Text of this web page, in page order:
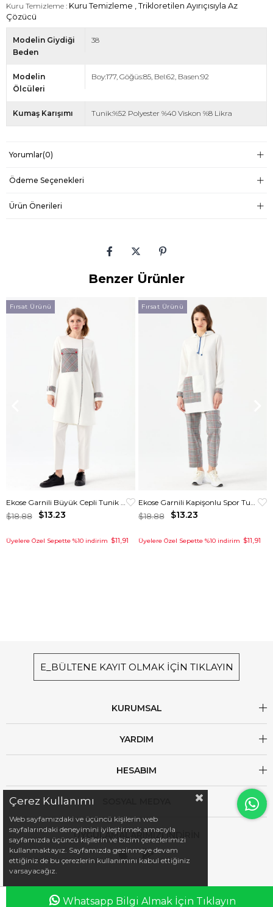
Kuru Temizleme : Kuru Temizleme , Trikloretilen Ayırıçısıyla Az
Çözücü
Modelin Giydiği
Beden
38
Modelin
Ölcüleri
Boy:177, Göğüs:85, Bel:62, Basen:92
Kumaş Karışımı Tunik:%52 Polyester %40 Viskon %8 Likra
Yorumlar(0)
Ödeme Seçenekleri
Ürün Önerileri
Benzer Ürünler
$13.23
$18.88
Fırsat Ürünü
Üyelere Özel Sepette %10 indirim $11,91
$13.23
$18.88
Fırsat Ürünü
Üyelere Özel Sepette %10 indirim $11,91
E_BÜLTENE KAYIT OLMAK İÇİN TIKLAYIN
KURUMSAL
YARDIM
HESABIM
UYGULAMALARIMIZI İNDİRİN
Whatsapp Bilgi Almak İçin Tıklayın
Çerez Kullanımı
Web sayfamızdaki ve üçüncü kişilerin web
sayfalarındaki deneyimini iyileştirmek amacıyla
sayfamızda üçüncü kişilerin ve bizim çerezlerimizi
kullanmaktayız. Sayfamızda gezinmeye devam
ettiğiniz de bu çerezlerin kullanımını kabul ettiğiniz
varsayacağız.